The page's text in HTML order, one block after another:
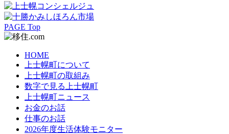
PAGE Top
HOME
上士幌町について
上士幌町の取組み
数字で見る上士幌町
上士幌町ニュース
お金のお話
仕事のお話
2026年度生活体験モニター